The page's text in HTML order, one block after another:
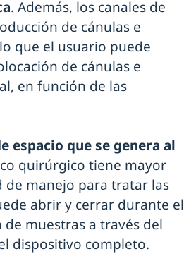
. Además, los canales de
de cánulas e
que el usuario puede
de cánulas e
en función de las
espacio que se genera al
quirúrgico tiene mayor
de manejo para tratar las
abrir y cerrar durante el
muestras a través del
dispositivo completo.